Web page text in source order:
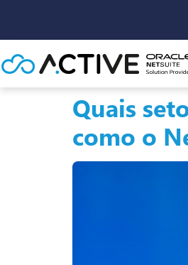
Quais
como o